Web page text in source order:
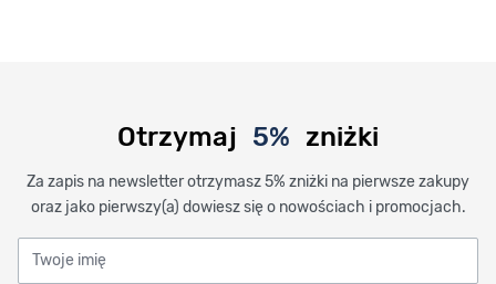
Otrzymaj 5% zniżki
Za zapis na newsletter otrzymasz 5% zniżki na pierwsze zakupy
oraz jako pierwszy(a) dowiesz się o nowościach i promocjach.
Twoje imię